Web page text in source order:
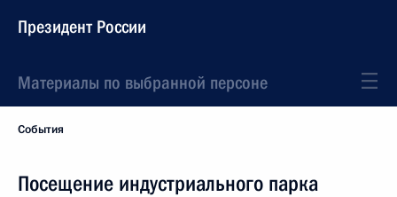
Президент России
Материалы по выбранной персоне
События
Посещение индустриального парка